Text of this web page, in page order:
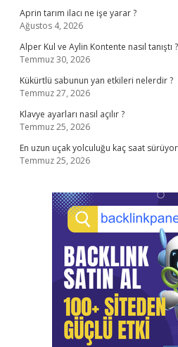
Aprin tarım ilacı ne işe yarar ?
Ağustos 4, 2026
Alper Kul ve Aylin Kontente nasıl tanıştı ?
Temmuz 30, 2026
Kükürtlü sabunun yan etkileri nelerdir ?
Temmuz 27, 2026
Klavye ayarları nasıl açılır ?
Temmuz 25, 2026
En uzun uçak yolculuğu kaç saat
Temmuz 25, 2026